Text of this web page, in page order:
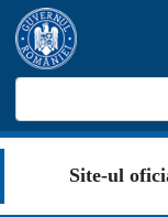
Site-ul